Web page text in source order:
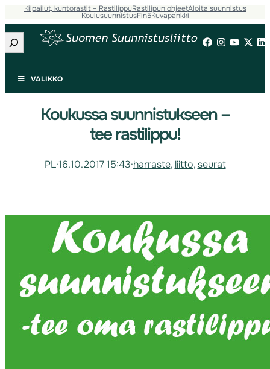
Kilpailut, kuntorastit – RastilippuRastilipun ohjeetAloita suunnistus
KoulusuunnistusFin5Kuvapankki
Etsi
VALIKKO
Koukussa suunnistukseen –
tee rastilippu!
PL·16.10.2017 15:43·harraste, liitto, seurat